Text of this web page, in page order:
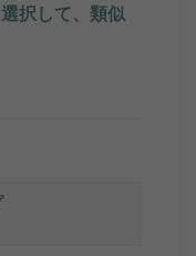
択して、類似